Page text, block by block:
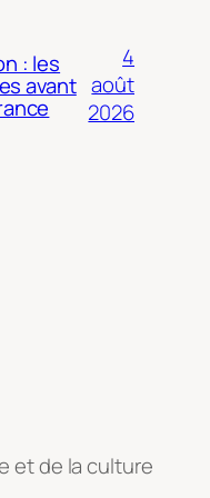
: les
avant
4
août
2026
et de la culture